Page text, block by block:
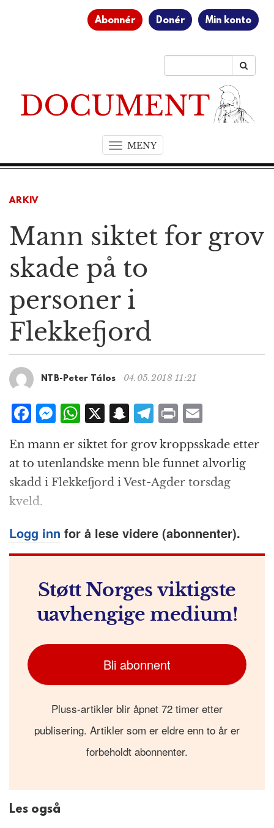
Abonnér Donér Min konto
MENYT
o
a
ARKIV
Mann siktet for grov
skade på to
personer i
Flekkefjord
NTB-Peter Tálos 04.05.2018 11:21
F
c
e
b
o
o
k
M
ss
e
n
e
r
W
h
at
s
A
p
X S
a
p
c
at
T
el
e
g
r
m
P
n
t
m
ai
l
En mann er siktet for grov kroppsskade etter
at to utenlandske menn ble funnet alvorlig
skadd i Flekkefjord i Vest-Agder torsdag
kveld.
Logg inn for å lese videre (abonnenter).
Støtt Norges viktigste
uavhengige medium!
Bli abonnent
Pluss-artikler blir åpnet 72 timer etter
publisering. Artikler som er eldre enn to år er
forbeholdt abonnenter.
Les også